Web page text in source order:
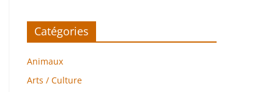
Catégories
Animaux
Arts / Culture